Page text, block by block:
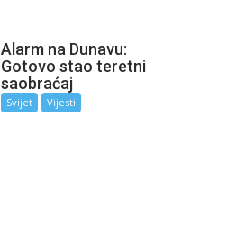
Alarm na Dunavu:
Gotovo stao teretni
saobraćaj
Svijet Vijesti